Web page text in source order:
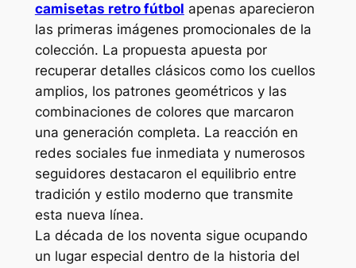
camisetas retro fútbol apenas aparecieron
las primeras imágenes promocionales de la
colección. La propuesta apuesta por
recuperar detalles clásicos como los cuellos
amplios, los patrones geométricos y las
combinaciones de colores que marcaron
una generación completa. La reacción en
redes sociales fue inmediata y numerosos
seguidores destacaron el equilibrio entre
tradición y estilo moderno que transmite
esta nueva línea.
La década de los noventa sigue ocupando
un lugar especial dentro de la historia del